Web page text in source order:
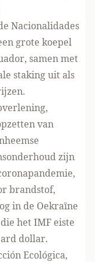
Nacionalidades
grote koepel
samen met
staking uit als
van
zijn
brandstof,
in de Oekraïne
het IMF eiste
dollar.
Ecológica,